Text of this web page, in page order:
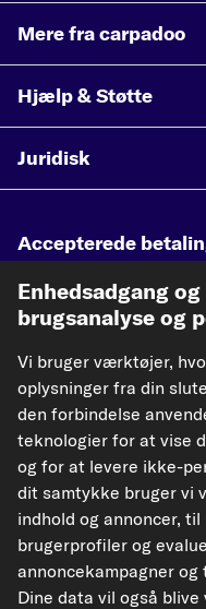
Mere fra carpadoo
Hjælp & Støtte
Juridisk
Accepterede
Vores fragtpartnere
kfzteile24.de
carpardoo.fr
Enhedsadgang
brugsanalyse og
Vi bruger værktøjer,
oplysninger fra din
den forbindelse
teknologier for at vise
og for at levere ikke-
dit samtykke bruger vi
indhold og annoncer,
brugerprofiler og
annoncekampagner
Dine data vil også